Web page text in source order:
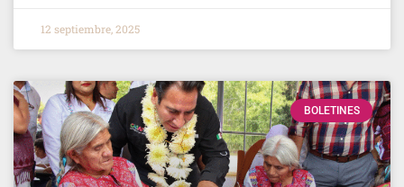
12 septiembre, 2025
BOLETINES